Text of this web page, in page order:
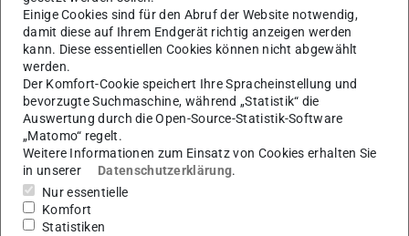
Netzwerk und Unterstützung
Da viele der Themen, mit denen sich die RDM-
Beauftragten befassen müssen, in der Regel nicht auf
eine einzelne Arbeitsgruppe beschränkt sind, ist eines der
Hauptziele bei der Ernennung von FDM-Beauftragten die
Etablierung eines Netzwerks, in dem sich die RDM-
Beauftragten gegenseitig unterstützen, indem sie Wissen
Einige Cookies sind für den Abruf der Website notwendig,
damit diese auf Ihrem Endgerät richtig anzeigen werden
kann. Diese essentiellen Cookies können nicht abgewählt
werden.
Der Komfort-Cookie speichert Ihre Spracheinstellung und
bevorzugte Suchmaschine, während „Statistik“ die
Auswertung durch die Open-Source-Statistik-Software
„Matomo“ regelt.
Weitere Informationen zum Einsatz von Cookies erhalten Sie
in unserer
Datenschutzerklärung.
Nur essentielle
Komfort
Statistiken